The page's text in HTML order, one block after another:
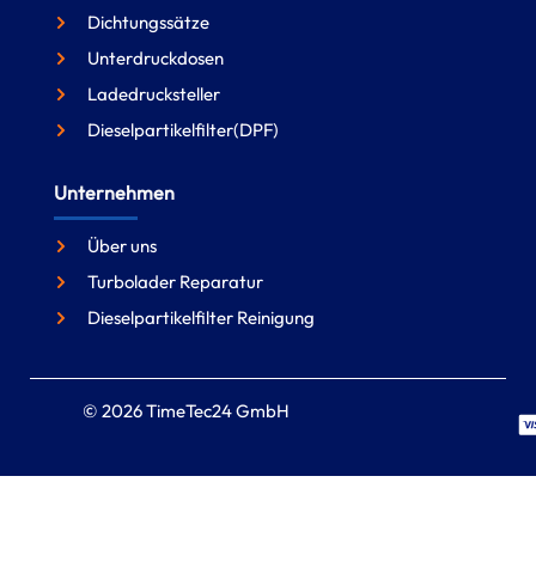
Dichtungssätze
Unterdruckdosen
Ladedrucksteller
Dieselpartikelfilter(DPF)
Unternehmen
Über uns
Turbolader Reparatur
Dieselpartikelfilter Reinigung
© 2026 TimeTec24 GmbH